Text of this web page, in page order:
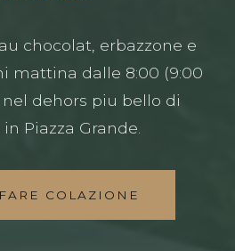
chocolat, erbazzone e
mattina dalle 8:00 (9:00
dehors piu bello di
Piazza Grande.
COLAZIONE